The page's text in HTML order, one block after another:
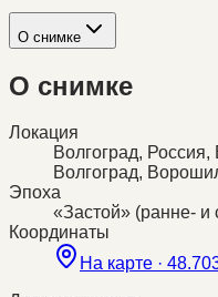
О снимке
О снимке
Локация
Волгоград, Россия,
Волгоград,
Эпоха
«Застой» (ранне- и
Координаты
На карте ·